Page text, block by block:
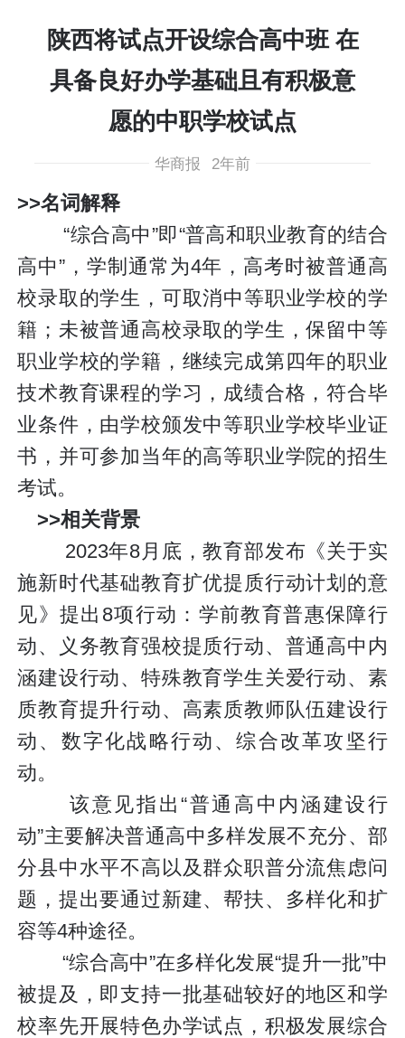
陕西将试点开设综合高中班 在
具备良好办学基础且有积极意
愿的中职学校试点
华商报 2年前
>>名词解释
“综合高中”即“普高和职业教育的结合
高中”，学制通常为4年，高考时被普通高
校录取的学生，可取消中等职业学校的学
籍；未被普通高校录取的学生，保留中等
职业学校的学籍，继续完成第四年的职业
技术教育课程的学习，成绩合格，符合毕
业条件，由学校颁发中等职业学校毕业证
书，并可参加当年的高等职业学院的招生
考试。
>>相关背景
2023年8月底，教育部发布《关于实
施新时代基础教育扩优提质行动计划的意
见》提出8项行动：学前教育普惠保障行
动、义务教育强校提质行动、普通高中内
涵建设行动、特殊教育学生关爱行动、素
质教育提升行动、高素质教师队伍建设行
动、数字化战略行动、综合改革攻坚行
动。
该意见指出“普通高中内涵建设行
动”主要解决普通高中多样发展不充分、部
分县中水平不高以及群众职普分流焦虑问
题，提出要通过新建、帮扶、多样化和扩
容等4种途径。
“综合高中”在多样化发展“提升一批”中
被提及，即支持一批基础较好的地区和学
校率先开展特色办学试点，积极发展综合